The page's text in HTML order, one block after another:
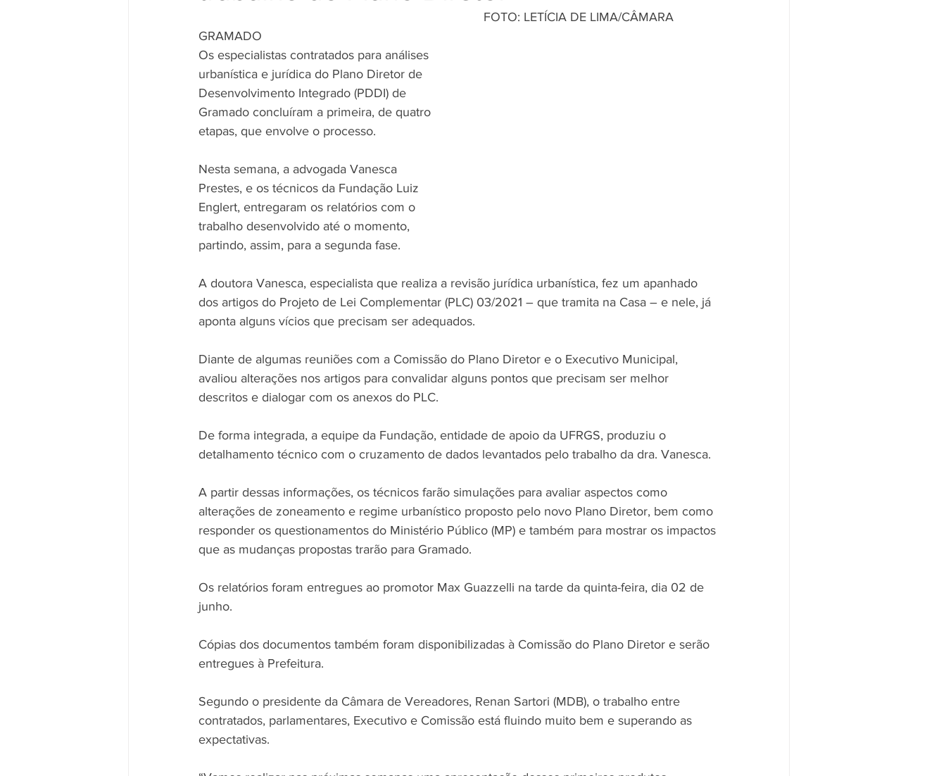
GRAMADO
Os especialistas contratados para análises
urbanística e jurídica do Plano Diretor de
Desenvolvimento Integrado (PDDI) de
Gramado concluíram a primeira, de quatro
etapas, que envolve o processo.
Nesta semana, a advogada Vanesca
Prestes, e os técnicos da Fundação Luiz
Englert, entregaram os relatórios com o
trabalho desenvolvido até o momento,
partindo, assim, para a segunda fase.
A doutora Vanesca, especialista que realiza a revisão jurídica urbanística, fez um apanhado
dos artigos do Projeto de Lei Complementar (PLC) 03/2021 – que tramita na Casa – e nele, já
aponta alguns vícios que precisam ser adequados.
Diante de algumas reuniões com a Comissão do Plano Diretor e o Executivo Municipal,
avaliou alterações nos artigos para convalidar alguns pontos que precisam ser melhor
descritos e dialogar com os anexos do PLC.
De forma integrada, a equipe da Fundação, entidade de apoio da UFRGS, produziu o
detalhamento técnico com o cruzamento de dados levantados pelo trabalho da dra. Vanesca.
A partir dessas informações, os técnicos farão simulações para avaliar aspectos como
alterações de zoneamento e regime urbanístico proposto pelo novo Plano Diretor, bem como
responder os questionamentos do Ministério Público (MP) e também para mostrar os impactos
que as mudanças propostas trarão para Gramado.
Os relatórios foram entregues ao promotor Max Guazzelli na tarde da quinta-feira, dia 02 de
junho.
Cópias dos documentos também foram disponibilizadas à Comissão do Plano Diretor e serão
entregues à Prefeitura.
Segundo o presidente da Câmara de Vereadores, Renan Sartori (MDB), o trabalho entre
contratados, parlamentares, Executivo e Comissão está fluindo muito bem e superando as
expectativas.